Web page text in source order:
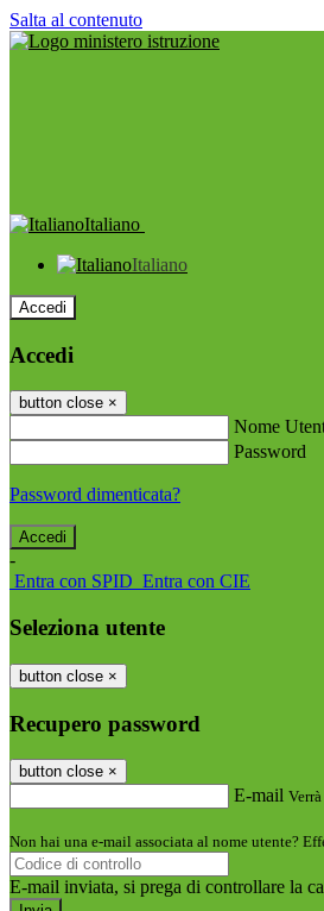
Salta al contenuto
Italiano
Italiano
Accedi
Accedi
button close ×
Nome
Password
Password dimenticata?
-
Entra con SPID Entra con CIE
Seleziona utente
button close ×
Recupero password
button close ×
E-mail
Non hai una e-mail associata al nome utente?
E-mail inviata, si prega di controllare la